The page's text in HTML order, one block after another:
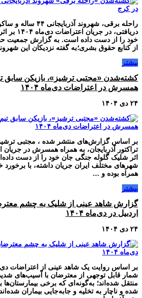
راحله برقی، شهروند
دریافتی،
خود را از دست داده است. به گزارش جمعیت
از کنابع حقوق بشری؛به گفته نزدیکان این
بیشتر
کشته‌شدن «مجتبی ترشیز»، بازیکن سابق
همسرش در اعتراضات دی‌ماه ۱۴۰۴
۲۴ دی ۱۴۰۴
بر اساس گزارش‌های منتشر شده ، مجتبی
اثر شلیک گلوله جنگی جان خود را از دست
شهرهای مختلف ایران جریان داشته، با برخورد
همراه بوده و …
بیشتر
گزارش شاهد عینی از شلیک به چشم
اردبیل در دی‌ماه ۱۴۰۴
۲۴ دی ۱۴۰۴
شمار قابل توجهی از معترضان با آسیب‌های
منتقل شده‌اند؛ به‌گونه‌ای که برخی
شده و ناچار به تخلیه و جابه‌جایی بیماران